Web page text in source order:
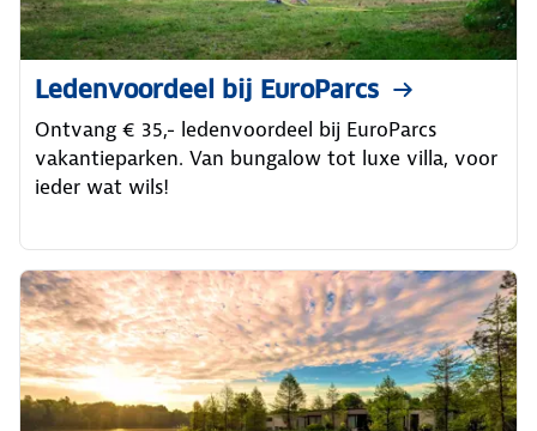
Ledenvoordeel bij EuroParcs
Ontvang € 35,- ledenvoordeel bij EuroParcs
vakantieparken. Van bungalow tot luxe villa, voor
ieder wat wils!